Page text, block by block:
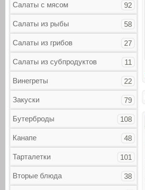
Салаты с мясом 92
Салаты из рыбы 58
Салаты из грибов 27
Салаты из субпродуктов 11
Винегреты 22
Закуски 79
Бутерброды 108
Канапе 48
Тарталетки 101
Вторые блюда 38